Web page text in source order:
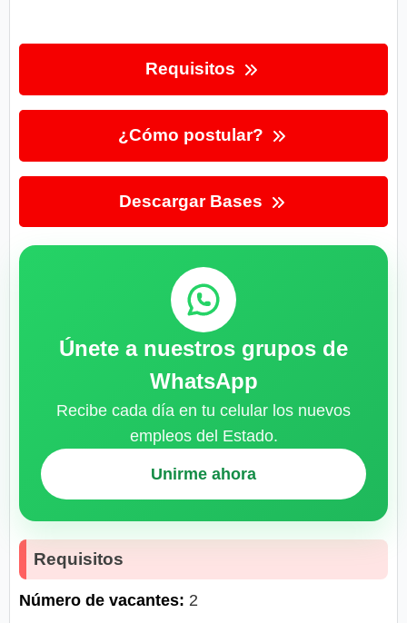
Requisitos
¿Cómo postular?
Descargar Bases
Únete a nuestros grupos de
WhatsApp
Recibe cada día en tu celular los nuevos
empleos del Estado.
Unirme ahora
Requisitos
Número de vacantes: 2